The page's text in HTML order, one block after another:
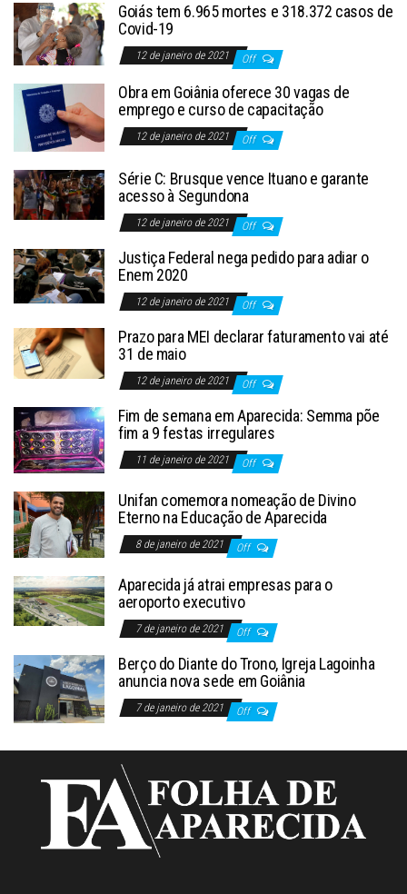
Goiás tem 6.965 mortes e 318.372 casos de
Covid-19
12 de janeiro de 2021 Off
Obra em Goiânia oferece 30 vagas de
emprego e curso de capacitação
12 de janeiro de 2021 Off
Série C: Brusque vence Ituano e garante
acesso à Segundona
12 de janeiro de 2021 Off
Justiça Federal nega pedido para adiar o
Enem 2020
12 de janeiro de 2021 Off
Prazo para MEI declarar faturamento vai até
31 de maio
12 de janeiro de 2021 Off
Fim de semana em Aparecida: Semma põe
fim a 9 festas irregulares
11 de janeiro de 2021 Off
Unifan comemora nomeação de Divino
Eterno na Educação de Aparecida
8 de janeiro de 2021 Off
Aparecida já atrai empresas para o
aeroporto executivo
7 de janeiro de 2021 Off
Berço do Diante do Trono, Igreja Lagoinha
anuncia nova sede em Goiânia
7 de janeiro de 2021 Off